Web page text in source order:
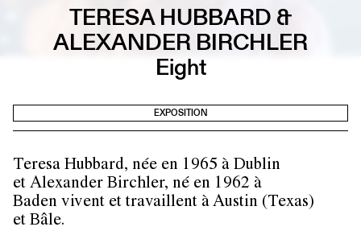
TERESA HUBBARD &
ALEXANDER BIRCHLER
Eight
EXPOSITION
Teresa Hubbard, née en 1965 à Dublin
et Alexander Birchler, né en 1962 à
Baden vivent et travaillent à Austin (Texas)
et Bâle.